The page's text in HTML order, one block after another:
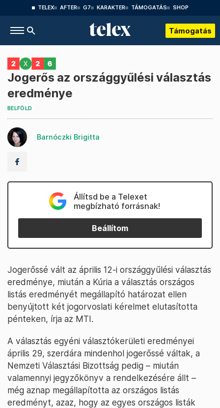
TELEX AFTER G7 KARAKTER TÁMOGATÁS SHOP
Támogatás
Jogerős az országgyűlési választás
eredménye
BELFÖLD
Barnóczki Brigitta
Állítsd be a Telexet
megbízható forrásnak!
Beállítom
Jogerőssé vált az április 12-i országgyűlési választás
eredménye, miután a Kúria a választás országos
listás eredményét megállapító határozat ellen
benyújtott két jogorvoslati kérelmet elutasította
pénteken, írja az MTI.
A választás egyéni választókerületi eredményei
április 29, szerdára mindenhol jogerőssé váltak, a
Nemzeti Választási Bizottság pedig – miután
valamennyi jegyzőkönyv a rendelkezésére állt –
még aznap megállapította az országos listás
eredményt, azaz, hogy az egyes országos listák